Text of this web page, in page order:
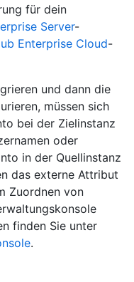
für dein
Server-
Enterprise Cloud-
und dann die
müssen sich
bei der Zielinstanz
oder
in der Quellinstanz
das externe Attribut
Zuordnen von
finden Sie unter
.